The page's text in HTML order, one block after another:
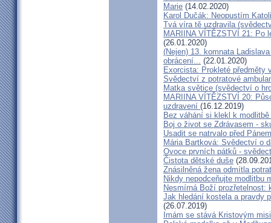
Marie (14.02.2020)
Karol Dučák: Neopustím
Tvá víra tě uzdravila
MARIINA VÍTĚZSTVÍ 21: Po
(26.01.2020)
(Nejen) 13. komnata
obrácení... (22.01.2020)
Exorcista: Prokleté předměty
Svědectví z potratové
Matka světice (svědectví o
MARIINA VÍTĚZSTVÍ 20:
uzdravení (16.12.2019)
Bez váhání si klekl k
Boj o život se Zdrávasem -
Usadit se natrvalo před Pánem
Mária Bartková: Svědectví o
Ovoce prvních pátků -
Čistota dětské duše
Znásilněná žena odmítla
Nikdy nepodceňujte modlitbu
Nesmírná Boží
Jak hledání kostela a pravdy
(26.07.2019)
Imám se stává Kristovým